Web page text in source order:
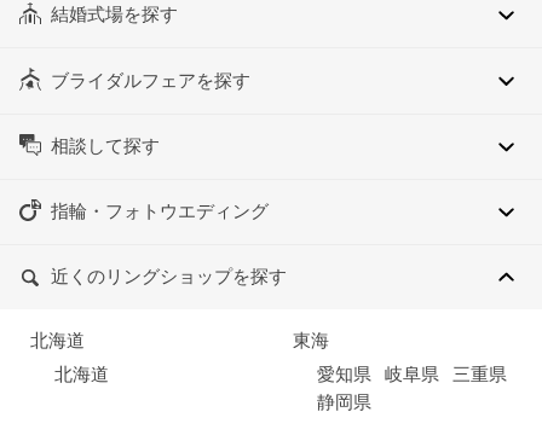
結婚式場を探す
ブライダルフェアを探す
相談して探す
指輪・フォトウエディング
近くのリングショップを探す
北海道
北海道
東海
愛知県
岐阜県
三重県
静岡県